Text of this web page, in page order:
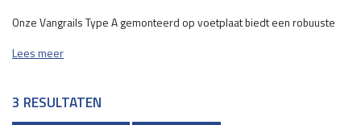
Onze Vangrails Type A gemonteerd op voetplaat biedt een robuuste
en machine. Dankzij de stevige constructie en hoogwaardige
WAAROM KIEZEN VOOR VANGRAILS TYPE A?
Lees meer
3 RESULTATEN